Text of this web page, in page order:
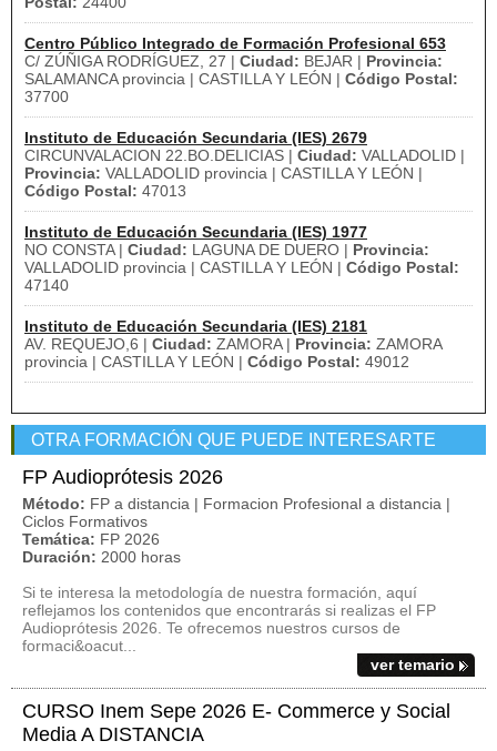
Centro Público Integrado de Formación Profesional 653
C/ ZÚÑIGA RODRÍGUEZ, 27 | Ciudad: BEJAR | Provincia:
SALAMANCA provincia | CASTILLA Y LEÓN | Código Postal:
37700
Instituto de Educación Secundaria (IES) 2679
CIRCUNVALACION 22.BO.DELICIAS | Ciudad: VALLADOLID |
Provincia: VALLADOLID provincia | CASTILLA Y LEÓN |
Código Postal: 47013
Instituto de Educación Secundaria (IES) 1977
NO CONSTA | Ciudad: LAGUNA DE DUERO | Provincia:
VALLADOLID provincia | CASTILLA Y LEÓN | Código Postal:
47140
Instituto de Educación Secundaria (IES) 2181
AV. REQUEJO,6 | Ciudad: ZAMORA | Provincia: ZAMORA
provincia | CASTILLA Y LEÓN | Código Postal: 49012
OTRA FORMACIÓN QUE PUEDE INTERESARTE
FP Audioprótesis 2026
Método: FP a distancia | Formacion Profesional a distancia |
Ciclos Formativos
Temática: FP 2026
Duración: 2000 horas
Si te interesa la metodología de nuestra formación, aquí
reflejamos los contenidos que encontrarás si realizas el FP
Audioprótesis 2026. Te ofrecemos nuestros cursos de
formaci&oacut...
ver temario
CURSO Inem Sepe 2026 E- Commerce y Social
Media A DISTANCIA